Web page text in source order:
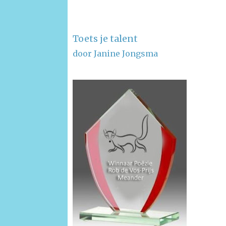
Toets je talent
door Janine Jongsma